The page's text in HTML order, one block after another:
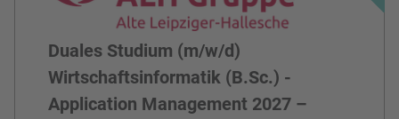
Duales Studium (m/w/d)
Wirtschaftsinformatik (B.Sc.) -
Application Management 2027 –